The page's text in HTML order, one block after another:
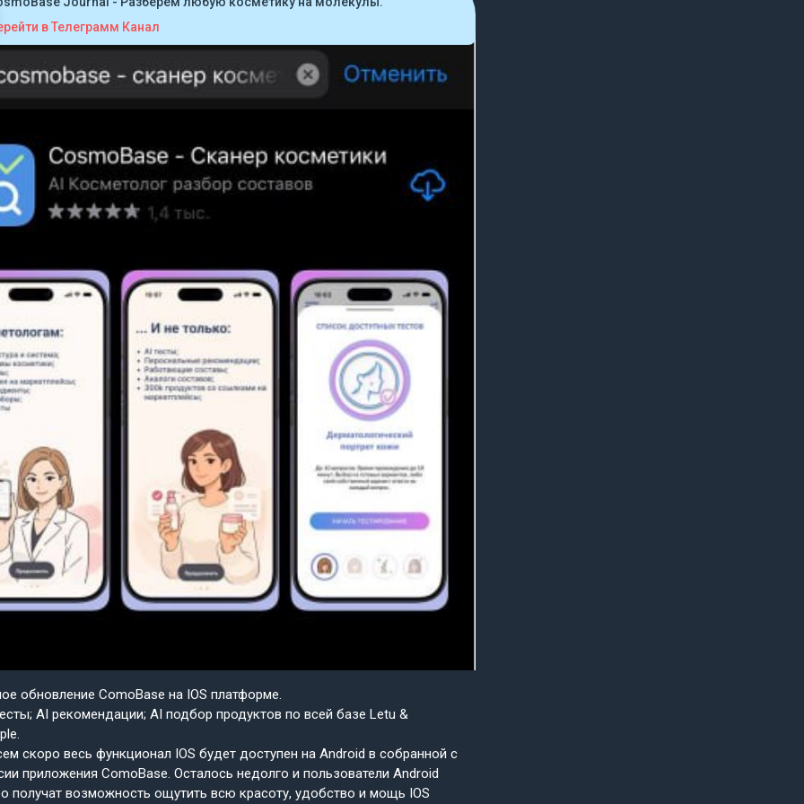
в Телеграмм Канал
обновление ComoBase на IOS платформе.
AI рекомендации; AI подбор продуктов по всей базе Letu &
скоро весь функционал IOS будет доступен на Android в собранной с
приложения ComoBase. Осталось недолго и пользователи Android
получат возможность ощутить всю красоту, удобство и мощь IOS